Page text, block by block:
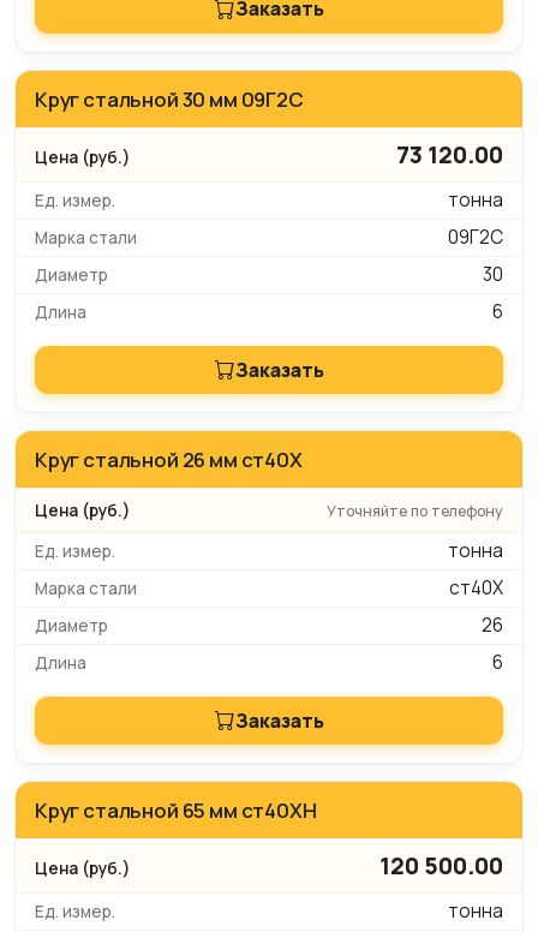
Заказать
Круг стальной 30 мм 09Г2С
73 120.00
тонна
09Г2С
30
6
Заказать
Круг стальной 26 мм ст40Х
Уточняйте по телефону
тонна
ст40Х
26
6
Заказать
Круг стальной 65 мм ст40ХН
120 500.00
тонна